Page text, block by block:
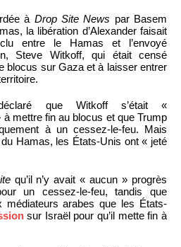
à Drop Site News par Basem
la libération d’Alexander faisait
entre le Hamas et l’envoyé
Steve Witkoff, qui était censé
blocus sur Gaza et à laisser entrer
que Witkoff s’était «
mettre fin au blocus et que Trump
à un cessez-le-feu. Mais
Hamas, les États-Unis ont « jeté
qu’il n’y avait « aucun » progrès
un cessez-le-feu, tandis que
médiateurs arabes que les États-
sur Israël pour qu’il mette fin à